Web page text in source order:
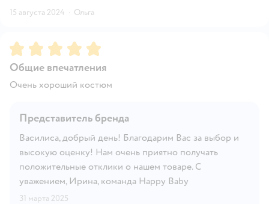
15 августа 2024 · Ольга
Рейтинг:5
Общие впечатления
Очень хороший костюм
Представитель бренда
Василиса, добрый день! Благодарим Вас за выбор и
высокую оценку! Нам очень приятно получать
положительные отклики о нашем товаре. С
уважением, Ирина, команда Happy Baby
31 марта 2025